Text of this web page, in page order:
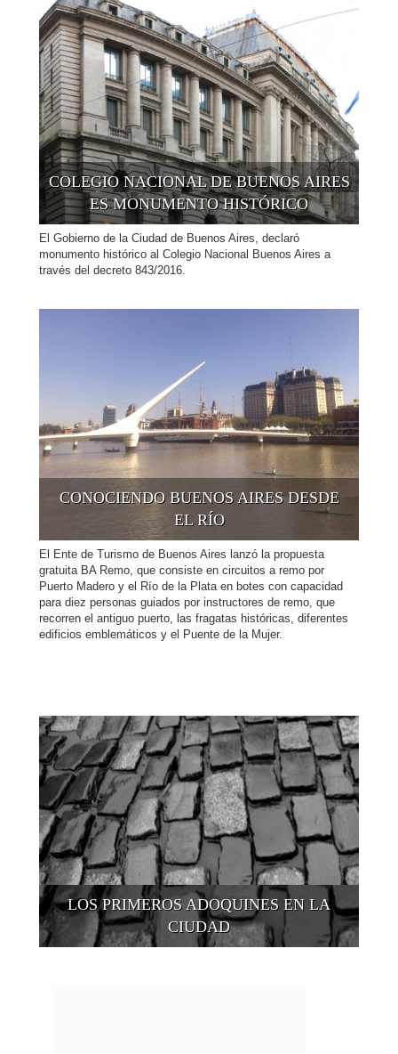
COLEGIO NACIONAL DE BUENOS AIRES
ES MONUMENTO HISTÓRICO
El Gobierno de la Ciudad de Buenos Aires, declaró
monumento histórico al Colegio Nacional Buenos Aires a
través del decreto 843/2016.
CONOCIENDO BUENOS AIRES DESDE
EL RÍO
El Ente de Turismo de Buenos Aires lanzó la propuesta
gratuita BA Remo, que consiste en circuitos a remo por
Puerto Madero y el Río de la Plata en botes con capacidad
para diez personas guiados por instructores de remo, que
recorren el antiguo puerto, las fragatas históricas, diferentes
edificios emblemáticos y el Puente de la Mujer.
LOS PRIMEROS ADOQUINES EN LA
CIUDAD